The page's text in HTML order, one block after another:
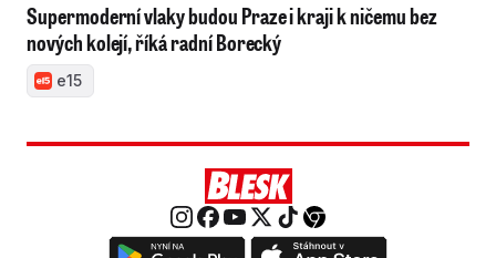
Supermoderní vlaky budou Praze i kraji k ničemu bez
nových kolejí, říká radní Borecký
e15